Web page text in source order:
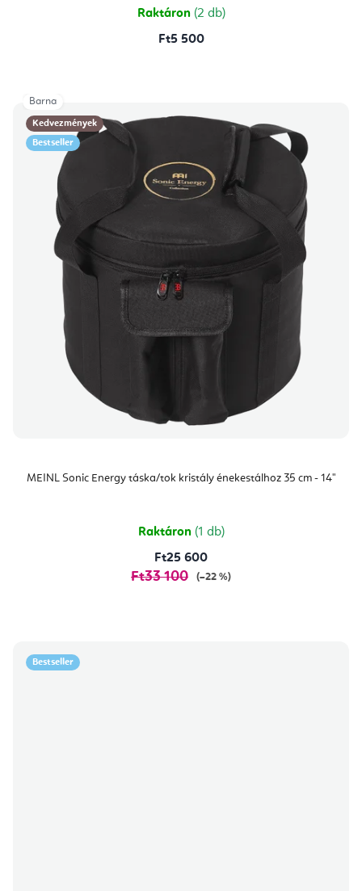
Raktáron (2 db)
Ft5 500
Kedvezmények
Bestseller
MEINL Sonic Energy táska/tok kristály énekestálhoz 35 cm - 14"
Raktáron (1 db)
Ft25 600
Ft33 100 (–22 %)
Barna
Bestseller